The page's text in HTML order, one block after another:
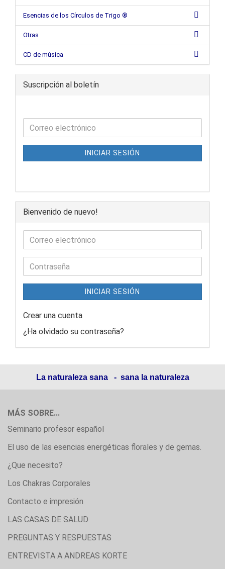
Esencias de los Círculos de Trigo ®
Otras
CD de música
Suscripción al boletín
INICIAR SESIÓN
Bienvenido de nuevo!
INICIAR SESIÓN
Crear una cuenta
¿Ha olvidado su contraseña?
La naturaleza sana - sana la naturaleza
MÁS SOBRE...
Seminario profesor español
El uso de las esencias energéticas florales y de gemas.
¿Que necesito?
Los Chakras Corporales
Contacto e impresión
LAS CASAS DE SALUD
PREGUNTAS Y RESPUESTAS
ENTREVISTA A ANDREAS KORTE